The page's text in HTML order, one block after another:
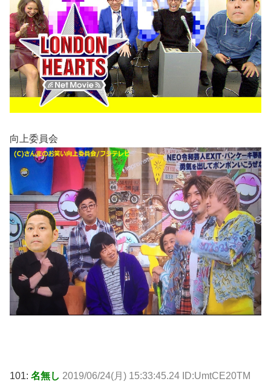
向上委員会
101: 名無し 2019/06/24(月) 15:33:45.24 ID:UmtCE20TM